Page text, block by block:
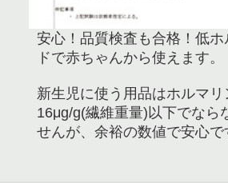
安心！品質検査も合格！低ホ
ドで赤ちゃんから使えます。
新生児に使う用品はホルマリ
16μg/g(繊維重量)以下でなら
せんが、余裕の数値で安心で